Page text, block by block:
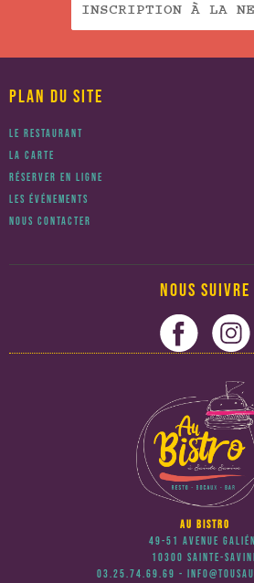
INSCRIPTION À LA
PLAN DU SITE
LE RESTAURANT
LA CARTE
RÉSERVER EN LIGNE
LES ÉVÉNEMENTS
NOUS CONTACTER
NOUS SUIVRE
AU BISTRO
49-51 Avenue
10300 Sainte-
03.25.74.69.69 -